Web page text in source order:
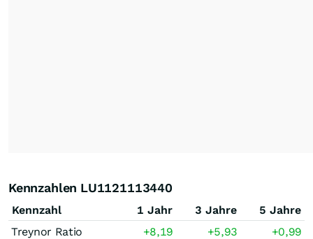
Kennzahlen LU1121113440
Kennzahl 1 Jahr 3 Jahre
5 Jahre
Treynor Ratio
+8,19 +5,93
+0,99